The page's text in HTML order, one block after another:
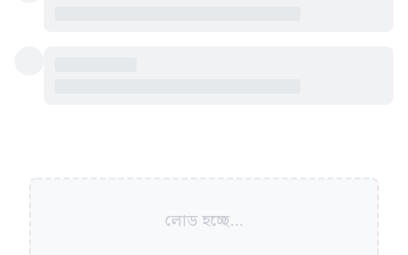
লোড হচ্ছে...